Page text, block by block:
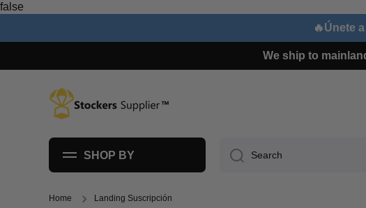
false
Skip to content
🔥Únete
We ship to
SHOP BY Search
Home Landing Suscripción